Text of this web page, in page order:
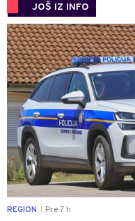
JOŠ IZ INFO
REGION Pre 7 h